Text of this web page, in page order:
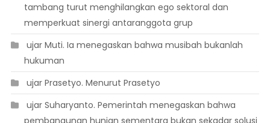
tambang turut menghilangkan ego sektoral dan
memperkuat sinergi antaranggota grup
 ujar Muti. Ia menegaskan bahwa musibah bukanlah
hukuman
 ujar Prasetyo. Menurut Prasetyo
 ujar Suharyanto. Pemerintah menegaskan bahwa
pembangunan hunian sementara bukan sekadar solusi